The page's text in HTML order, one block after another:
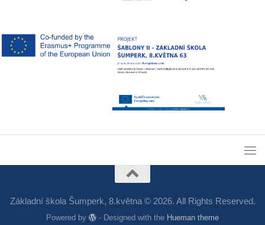
Základní škola Šumperk, 8.května © 2026. All Rights Reserved.
Powered by - Designed with the Hueman theme